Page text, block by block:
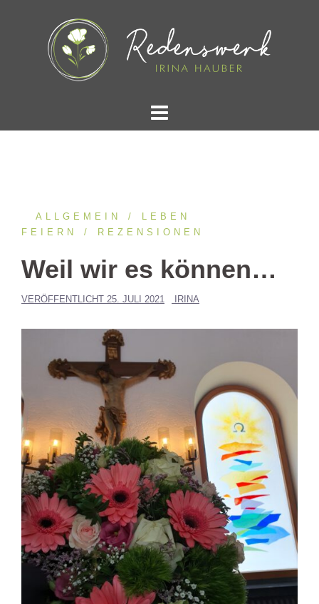
ALLGEMEIN
LEBEN
FEIERN
REZENSIONEN
Weil wir es können…
VERÖFFENTLICHT 25. JULI 2021 IRINA